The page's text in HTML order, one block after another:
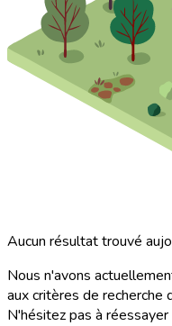
Aucun résultat trouvé
Nous n'avons
aux critères de recherche
N'hésitez pas à réessayer